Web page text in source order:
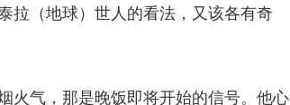
（地球）世人的看法，又该各有奇
气，那是晚饭即将开始的信号。他心